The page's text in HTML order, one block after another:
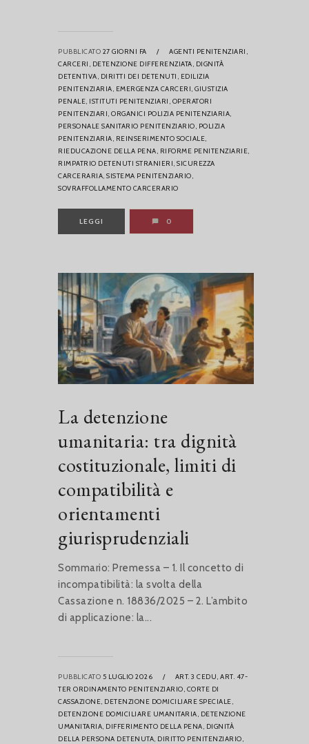
PUBBLICATO 27 GIORNI FA /
AGENTI PENITENZIARI,
CARCERI, DETENZIONE DIFFERENZIATA, DIGNITÀ
DETENTIVA, DIRITTI DEI DETENUTI, EDILIZIA
PENITENZIARIA, EMERGENZA CARCERI, GIUSTIZIA
PENALE, ISTITUTI PENITENZIARI, OPERATORI
PENITENZIARI, ORGANICI POLIZIA PENITENZIARIA,
PERSONALE SANITARIO PENITENZIARIO, POLIZIA
PENITENZIARIA, REINSERIMENTO SOCIALE,
RIEDUCAZIONE DELLA PENA, RIFORME PENITENZIARIE,
RIMPATRIO DETENUTI STRANIERI, SICUREZZA
CARCERARIA, SISTEMA PENITENZIARIO,
SOVRAFFOLLAMENTO CARCERARIO
LEGGI 0
La detenzione
umanitaria: tra dignità
costituzionale, limiti di
compatibilità e
orientamenti
giurisprudenziali
Sommario: Premessa – 1. Il concetto di
incompatibilità: la svolta della
Cassazione n. 18836/2025 – 2. L’ambito
di applicazione: la...
PUBBLICATO 5 LUGLIO 2026 / ART. 3 CEDU, ART. 47-
TER ORDINAMENTO PENITENZIARIO, CORTE DI
CASSAZIONE, DETENZIONE DOMICILIARE SPECIALE,
DETENZIONE DOMICILIARE UMANITARIA, DETENZIONE
UMANITARIA, DIFFERIMENTO DELLA PENA, DIGNITÀ
DELLA PERSONA DETENUTA, DIRITTO PENITENZIARIO,